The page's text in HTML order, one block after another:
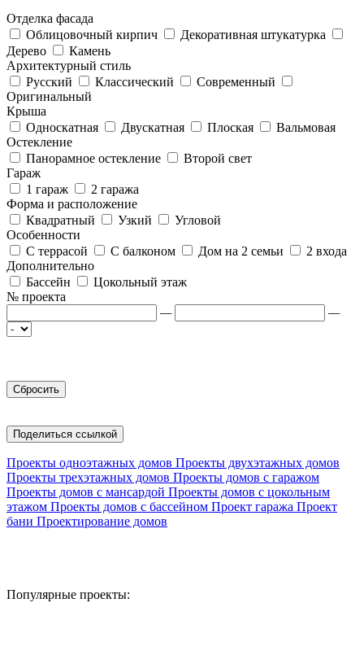
Отделка фасада
Облицовочный кирпич
Декоративная штукатурка
Дерево
Камень
Архитектурный стиль
Русский
Классический
Современный
Оригинальный
Крыша
Односкатная
Двускатная Плоская
Вальмовая
Остекление
Панорамное остекление
Второй свет
Гараж
1 гараж
2 гаража
Форма и расположение
Квадратный
Узкий
Угловой
Особенности
С террасой
С балконом Дом на 2 семьи
2 входа
Дополнительно
Бассейн
Цокольный этаж
№ проекта
—
—
Поделиться ссылкой
Проекты одноэтажных домов Проекты двухэтажных домов
Проекты трехэтажных домов Проекты домов с гаражом
Проекты домов с мансардой Проекты домов с цокольным
этажом Проекты домов с бассейном Проект гаража Проект
бани Проектирование домов
Популярные проекты: